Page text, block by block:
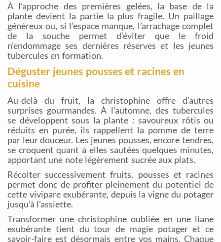
À l’approche des premières gelées, la base de la
plante devient la partie la plus fragile. Un paillage
généreux ou, si l’espace manque, l’arrachage complet
de la souche permet d’éviter que le froid
n’endommage ses dernières réserves et les jeunes
tubercules en formation.
Déguster jeunes pousses et racines en
cuisine
Au-delà du fruit, la christophine offre d’autres
surprises gourmandes. À l’automne, des tubercules
se développent sous la plante : savoureux rôtis ou
réduits en purée, ils rappellent la pomme de terre
par leur douceur. Les jeunes pousses, encore tendres,
se croquent quant à elles sautées quelques minutes,
apportant une note légèrement sucrée aux plats.
Récolter successivement fruits, pousses et racines
permet donc de profiter pleinement du potentiel de
cette vivipare exubérante, depuis la vigne du potager
jusqu’à l’assiette.
Transformer une christophine oubliée en une liane
exubérante tient du tour de magie potager et ce
savoir-faire est désormais entre vos mains. Chaque